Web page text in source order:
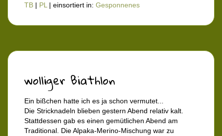
TB | PL| einsortiert in: Gesponnenes
wolliger Biathlon
Ein bißchen hatte ich es ja schon vermutet...
Die Stricknadeln blieben gestern Abend relativ kalt.
Stattdessen gab es einen gemütlichen Abend am
Traditional. Die Alpaka-Merino-Mischung war zu